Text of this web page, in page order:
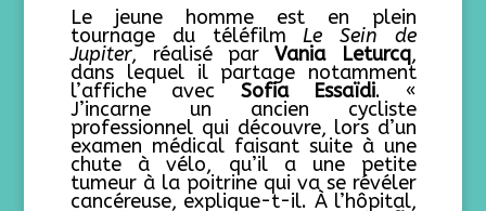
Le jeune homme est en plein
tournage du téléfilmLe Sein de
Jupiter, réalisé parVania Leturcq,
dans lequel il partage notamment
l’affiche avec Sofia Essaïdi. «
J’incarne un ancien cycliste
professionnel qui découvre, lors d’un
examen médical faisant suite à une
chute à vélo, qu’il a une petite
tumeur à la poitrine qui va se révéler
cancéreuse, explique-t-il. À l’hôpital,